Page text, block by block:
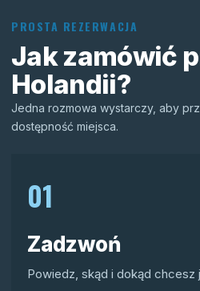
PROSTA REZERWACJA
Jak zamówić
Holandii?
Jedna rozmowa wystarczy, aby
dostępność miejsca.
01
Zadzwoń
Powiedz, skąd i dokąd chcesz